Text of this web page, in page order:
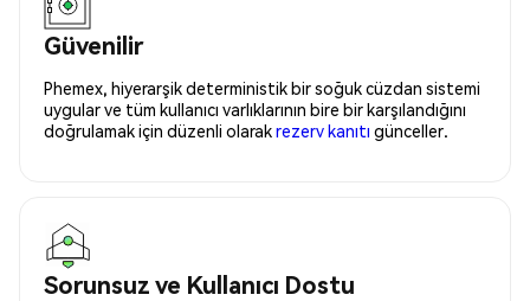
Güvenilir
Phemex, hiyerarşik deterministik bir soğuk cüzdan sistemi
uygular ve tüm kullanıcı varlıklarının bire bir karşılandığını
doğrulamak için düzenli olarakrezerv kanıtı günceller.
Sorunsuz ve Kullanıcı Dostu